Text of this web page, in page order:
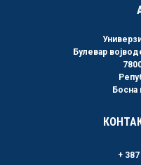
Булевар
Босна
+